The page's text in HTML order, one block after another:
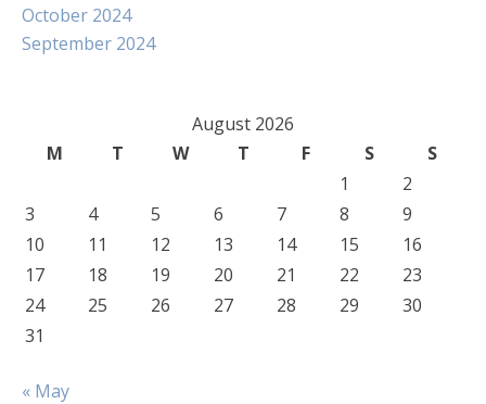
October 2024
September 2024
August 2026
M
T W T F S
S
1
2
3
4 5 6 7 8
9
10
11 12 13 14 15
16
17
18 19 20 21 22
23
24
25 26 27 28 29
30
31
« May